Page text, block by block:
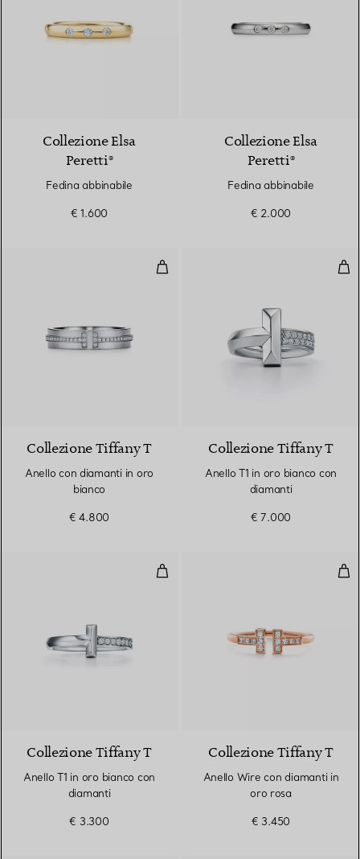
Collezione Elsa
Peretti®
Fedina abbinabile
€ 1.600
Collezione Elsa
Peretti®
Fedina abbinabile
€ 2.000
Anello con diamanti in oro bianco
Collezione Tiffany T
Anello con diamanti in oro
bianco
€ 4.800
Collezione Tiffany T
Anello T1 in oro bianco con
diamanti
€ 7.000
Anello T1 in oro bianco con
Collezione Tiffany T
Anello T1 in oro bianco con
diamanti
€ 3.300
Collezione Tiffany T
Anello Wire con diamanti in
oro rosa
€ 3.450